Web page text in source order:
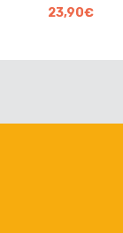
23,90€